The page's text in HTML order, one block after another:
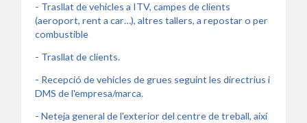
- Trasllat de vehicles a ITV, campes de clients
(aeroport, rent a car…), altres tallers, a repostar o per
combustible
- Trasllat de clients.
- Recepció de vehicles de grues seguint les directrius i
DMS de l'empresa/marca.
- Neteja general de l'exterior del centre de treball, així